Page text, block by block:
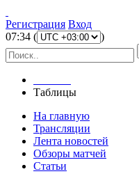
Регистрация Вход
07:34 ( )
Таблицы
На главную
Трансляции
Лента новостей
Обзоры матчей
Статьи